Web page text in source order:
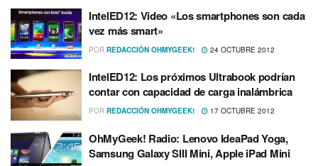
IntelED12: Video «Los smartphones son cada
vez más smart»
POR REDACCIÓN OHMYGEEK! 24 OCTUBRE 2012
IntelED12: Los próximos Ultrabook podrí­an
contar con capacidad de carga inalámbrica
POR REDACCIÓN OHMYGEEK! 17 OCTUBRE 2012
OhMyGeek! Radio: Lenovo IdeaPad Yoga,
Samsung Galaxy SIII Mini, Apple iPad Mini